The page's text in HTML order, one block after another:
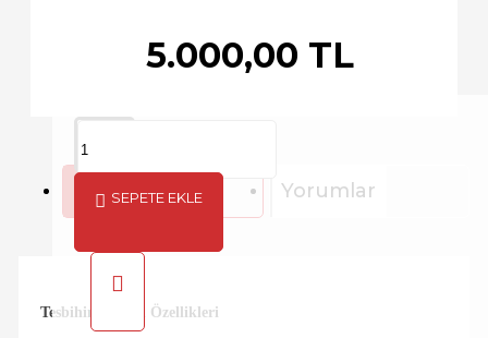
5.000,00 TL
SEPETE EKLE
Açıklama Yorumlar
Tesbihin Teknik Özellikleri